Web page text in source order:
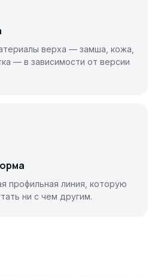
верха — замша, кожа,
— в зависимости от версии
профильная линия, которую
ни с чем другим.